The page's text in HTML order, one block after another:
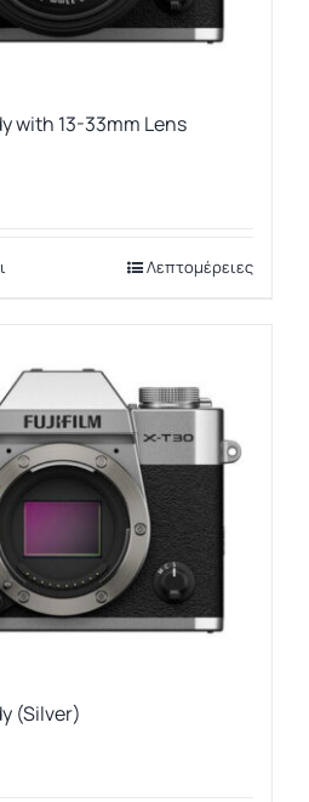
with 13-33mm Lens
Λεπτομέρειες
(Silver)